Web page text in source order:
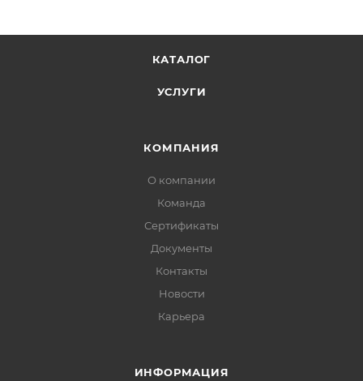
КАТАЛОГ
УСЛУГИ
КОМПАНИЯ
О компании
Команда
Сертификаты
Документы
Контакты
Новости
Карьера
ИНФОРМАЦИЯ